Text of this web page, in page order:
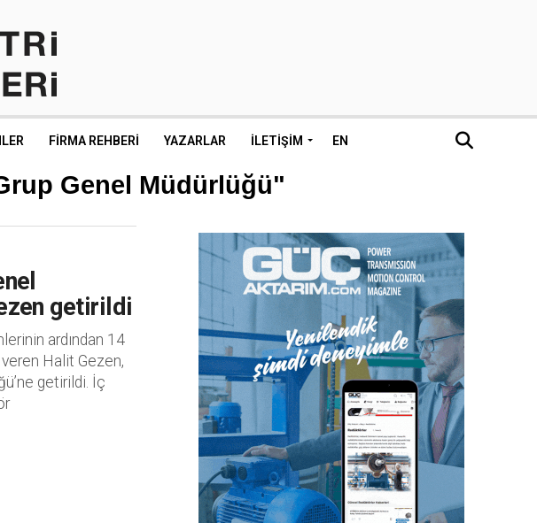
FIRMA REHBERI YAZARLAR İLETIŞIM EN
Genel Müdürlüğü"
getirildi
ardından 14
Halit Gezen,
getirildi. İç